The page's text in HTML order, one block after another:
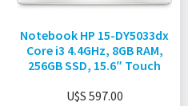
Notebook HP 15-DY5033dx
Core i3 4.4GHz, 8GB RAM,
256GB SSD, 15.6″ Touch
U$S 597.00